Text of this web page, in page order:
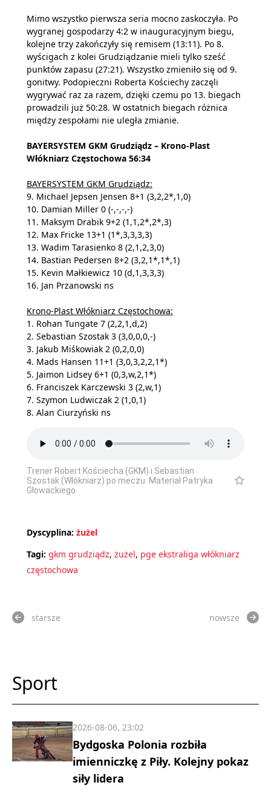
Mimo wszystko pierwsza seria mocno zaskoczyła. Po
wygranej gospodarzy 4:2 w inauguracyjnym biegu,
kolejne trzy zakończyły się remisem (13:11). Po 8.
wyścigach z kolei Grudziądzanie mieli tylko sześć
punktów zapasu (27:21). Wszystko zmieniło się od 9.
gonitwy. Podopieczni Roberta Kościechy zaczęli
wygrywać raz za razem, dzięki czemu po 13. biegach
prowadzili już 50:28. W ostatnich biegach różnica
między zespołami nie uległa zmianie.
BAYERSYSTEM GKM Grudziądz – Krono-Plast
Włókniarz Częstochowa 56:34
BAYERSYSTEM GKM Grudziądz:
9. Michael Jepsen Jensen 8+1 (3,2,2*,1,0)
10. Damian Miller 0 (-,-,-,-)
11. Maksym Drabik 9+2 (1,1,2*,2*,3)
12. Max Fricke 13+1 (1*,3,3,3,3)
13. Wadim Tarasienko 8 (2,1,2,3,0)
14. Bastian Pedersen 8+2 (3,2,1*,1*,1)
15. Kevin Małkiewicz 10 (d,1,3,3,3)
16. Jan Przanowski ns
Krono-Plast Włókniarz Częstochowa:
1. Rohan Tungate 7 (2,2,1,d,2)
2. Sebastian Szostak 3 (3,0,0,0,-)
3. Jakub Miśkowiak 2 (0,2,0,0)
4. Mads Hansen 11+1 (3,0,3,2,2,1*)
5. Jaimon Lidsey 6+1 (0,3,w,2,1*)
6. Franciszek Karczewski 3 (2,w,1)
7. Szymon Ludwiczak 2 (1,0,1)
8. Alan Ciurzyński ns
Trener Robert Kościecha (GKM) i Sebastian
Szostak (Włókniarz) po meczu. Materiał Patryka
Głowackiego
Dyscyplina: żużel
Tagi: gkm grudziądz, żużel, pge ekstraliga włókniarz
częstochowa
starsze nowsze
Sport
Bydgoska Polonia rozbiła
imienniczkę z Piły. Kolejny pokaz
siły lidera
2026-08-06, 23:02